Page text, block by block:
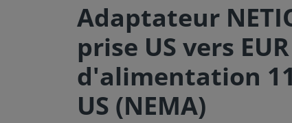
Adaptateur
prise US vers
d'alimentation
US (NEMA)